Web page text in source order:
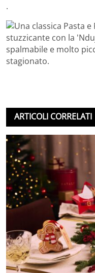
.
ARTICOLI CORRELATI